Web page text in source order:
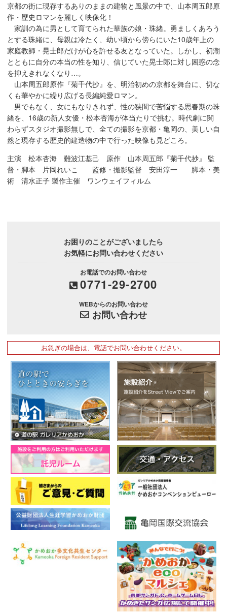
京都の街に現存するありのままの建物と風景の中で、山本周五郎原
作・歴史ロマンを麗しく映像化！
家訓の為に男として育てられた華族の娘・珠緒。勇ましくあろう
とする珠緒に、母親は冷たく、幼い頃から傍らにいた10歳年上の
家庭教師・晃士郎だけが心を許せる友となっていた。しかし、初潮
とともに自分の本当の性を知り、信じていた晃士郎に対し困惑の念
を抑えきれなくなり…。
山本周五郎原作『菊千代抄』を、明治初めの京都を舞台に、切な
くも華やかに繰り広げる長編純愛ロマン。
男でもなく、女にもなりきれず、性の狭間で苦悩する思春期の珠
緒を、16歳の新人女優・松本杏海が体当たりで挑む。時代劇に関
わらずスタジオ撮影無しで、全ての撮影を京都・亀岡の、美しい自
然と現存する歴史的建造物の中で行った映像も見どころ。
主演 松本杏海 難波江基己 原作 山本周五郎『菊千代抄』 監
督・脚本 片岡れいこ 監修・撮影監督 安田淳一 脚本・美
術 清水正子 製作主催 ワンウェイフィルム
お困りのことがございましたら
お気軽にお問い合わせください
お電話でのお問い合わせ
0771-29-2700
WEBからのお問い合わせ
お問い合わせ
お急ぎの場合は、電話でお問い合わせください。